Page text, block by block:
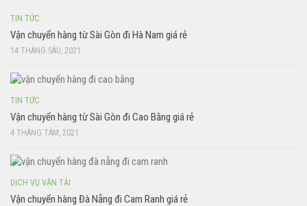
TIN TỨC
Vận chuyển hàng từ Sài Gòn đi Hà Nam giá rẻ
14 THÁNG SÁU, 2021
TIN TỨC
Vận chuyển hàng từ Sài Gòn đi Cao Bằng giá rẻ
4 THÁNG TÁM, 2021
DỊCH VỤ VẬN TẢI
Vận chuyển hàng Đà Nẵng đi Cam Ranh giá rẻ